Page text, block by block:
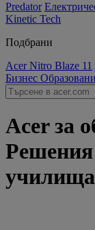
Predator
Kinetic Tech
Подбрани
Acer Nitro Blaze 11
Бизнес
Acer за
Решения